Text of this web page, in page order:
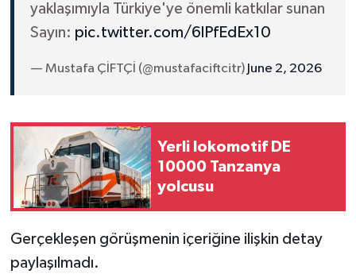
yaklaşımıyla Türkiye'ye önemli katkılar sunan
Sayın: pic.twitter.com/6lPfEdEx10
— Mustafa ÇİFTÇİ (@mustafaciftcitr) June 2, 2026
Yerli lokomotif DE
10000 Tanzanya
yolcusu
Gerçekleşen görüşmenin içeriğine ilişkin detay
paylaşılmadı.